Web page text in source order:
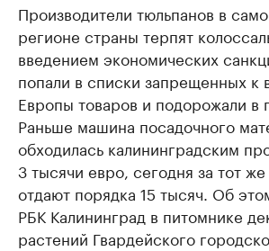
Производители тюльпанов в
регионе страны терпят
введением экономических
попали в списки запрещенных к
Европы товаров и подорожали в
Раньше машина посадочного
обходилась калининградским
3 тысячи евро, сегодня за тот
отдают порядка 15 тысяч. Об
РБК Калининград в питомнике
растений Гвардейского